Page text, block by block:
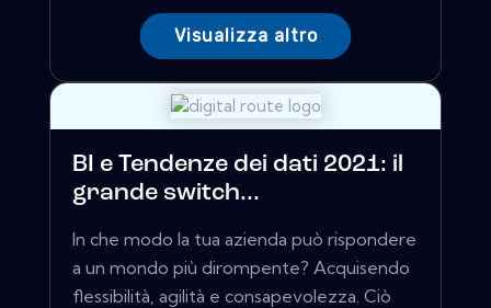
Visualizza altro
BI e Tendenze dei dati 2021: il
grande switch...
In che modo la tua azienda può rispondere
a un mondo più dirompente? Acquisendo
flessibilità, agilità e consapevolezza. Ciò